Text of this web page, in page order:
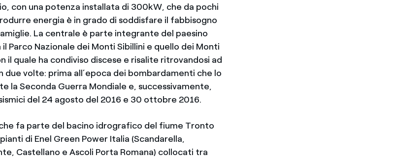
con una potenza installata di 300kW, che da pochi
energia è in grado di soddisfare il fabbisogno
La centrale è parte integrante del paesino
Parco Nazionale dei Monti Sibillini e quello dei Monti
il quale ha condiviso discese e risalite ritrovandosi ad
volte: prima all’epoca dei bombardamenti che lo
la Seconda Guerra Mondiale e, successivamente,
del 24 agosto del 2016 e 30 ottobre 2016.
fa parte del bacino idrografico del fiume Tronto
di Enel Green Power Italia (Scandarella,
Castellano e Ascoli Porta Romana) collocati tra